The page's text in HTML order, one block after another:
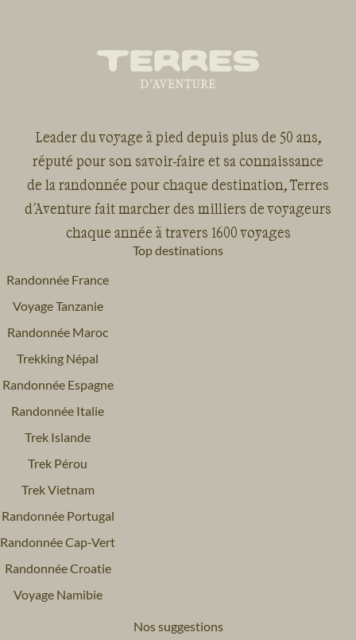
Leader du voyage à pied depuis plus de 50 ans,
réputé pour son savoir-faire et sa connaissance
de la randonnée pour chaque destination, Terres
d'Aventure fait marcher des milliers de voyageurs
chaque année à travers 1600 voyages
Top destinations
Randonnée France
Voyage Tanzanie
Randonnée Maroc
Trekking Népal
Randonnée Espagne
Randonnée Italie
Trek Islande
Trek Pérou
Trek Vietnam
Randonnée Portugal
Randonnée Cap-Vert
Randonnée Croatie
Voyage Namibie
Nos suggestions